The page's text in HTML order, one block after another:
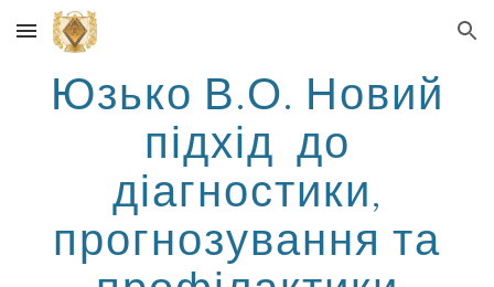
Skip to main content Skip to navigation
Юзько В.О. Новий
підхід до
діагностики,
прогнозування та